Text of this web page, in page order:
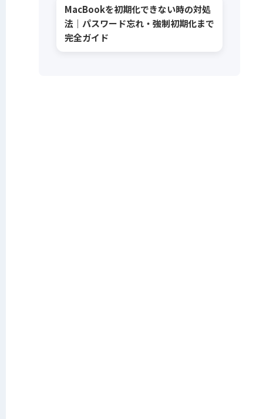
MacBookを初期化できない時の対処
法｜パスワード忘れ・強制初期化まで
完全ガイド